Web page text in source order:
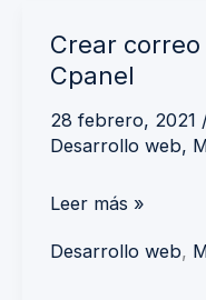
Crear
Cpanel
28 febrero, 2021
Desarrollo web,
correo
profesional
desde
Cpanel
Leer más »
Desarrollo web,